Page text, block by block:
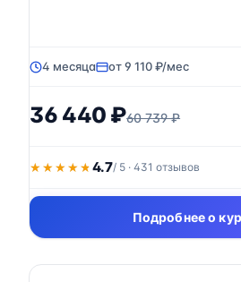
4 месяца от 9 110 ₽/мес
36 440 ₽60 739 ₽
★★★★★
★★★★★ 4.7/ 5 · 431 отзывов
Подробнее о